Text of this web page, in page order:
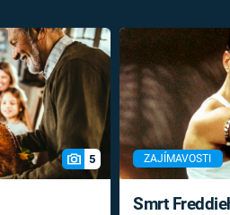
5 ZAJÍMAVOSTI
Smrt